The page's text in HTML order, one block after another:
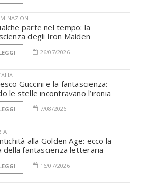
parte nel tempo: la
degli Iron Maiden
26/07/2026
Guccini e la fantascienza:
le stelle incontravano l’ironia
7/08/2026
alla Golden Age: ecco la
della fantascienza letteraria
16/07/2026